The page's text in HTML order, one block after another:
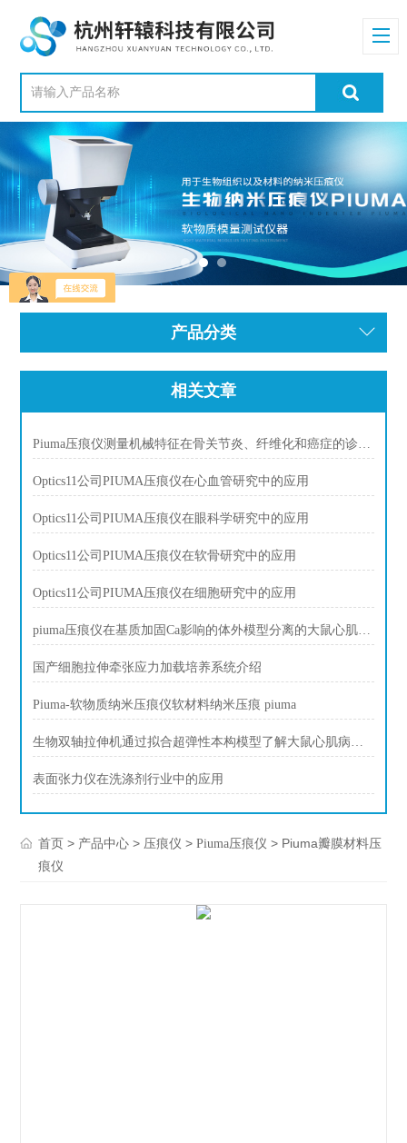
产品分类
相关文章
Piuma压痕仪测量机械特征在骨关节炎、纤维化和癌症的诊断中发挥作用。
Optics11公司PIUMA压痕仪在心血管研究中的应用
Optics11公司PIUMA压痕仪在眼科学研究中的应用
Optics11公司PIUMA压痕仪在软骨研究中的应用
Optics11公司PIUMA压痕仪在细胞研究中的应用
piuma压痕仪在基质加固Ca影响的体外模型分离的大鼠心肌细胞肌脂肪
国产细胞拉伸牵张应力加载培养系统介绍
Piuma-软物质纳米压痕仪软材料纳米压痕 piuma
生物双轴拉伸机通过拟合超弹性本构模型了解大鼠心肌病的区域力学
表面张力仪在洗涤剂行业中的应用
首页 > 产品中心 > 压痕仪 >Piuma压痕仪 > Piuma瓣膜材料压
痕仪